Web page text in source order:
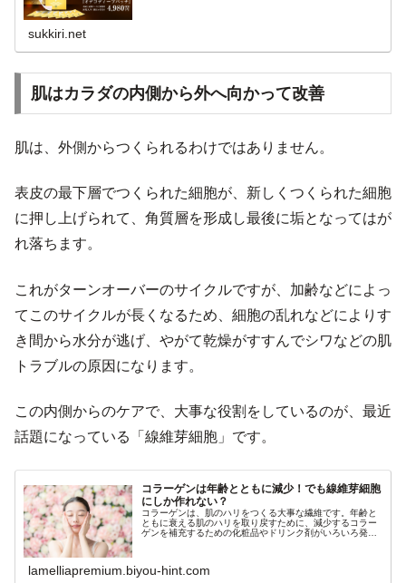
sukkiri.net
肌はカラダの内側から外へ向かって改善
肌は、外側からつくられるわけではありません。
表皮の最下層でつくられた細胞が、新しくつくられた細胞
に押し上げられて、角質層を形成し最後に垢となってはが
れ落ちます。
これがターンオーバーのサイクルですが、加齢などによっ
てこのサイクルが長くなるため、細胞の乱れなどによりす
き間から水分が逃げ、やがて乾燥がすすんでシワなどの肌
トラブルの原因になります。
この内側からのケアで、大事な役割をしているのが、最近
話題になっている「線維芽細胞」です。
コラーゲンは年齢とともに減少！でも線維芽細胞
にしか作れない？
コラーゲンは、肌のハリをつくる大事な繊維です。年齢と
ともに衰える肌のハリを取り戻すために、減少するコラー
ゲンを補充するための化粧品やドリンク剤がいろいろ発売
lamelliapremium.biyou-hint.com